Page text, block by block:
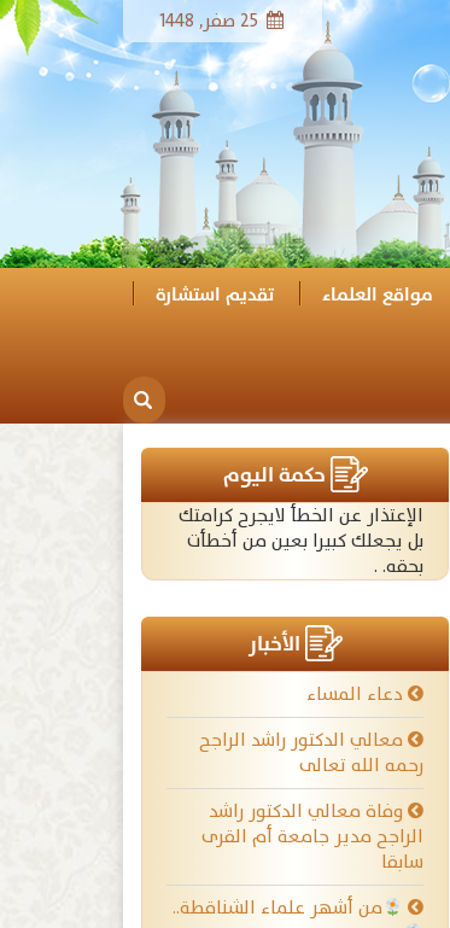
25 صفر, 1448
مواقع العلماء
تقديم استشارة
حكمة اليوم
الإعتذار عن الخطأ لايجرح كرامتك
بل يجعلك كبيرا بعين من أخطأت
بحقه. .
الأخبار
دعاء المساء
معالي الدكتور راشد الراجح
رحمه الله تعالى
وفاة معالي الدكتور راشد
الراجح مدير جامعة أم القرى
سابقا
من أشهر علماء الشناقطة..